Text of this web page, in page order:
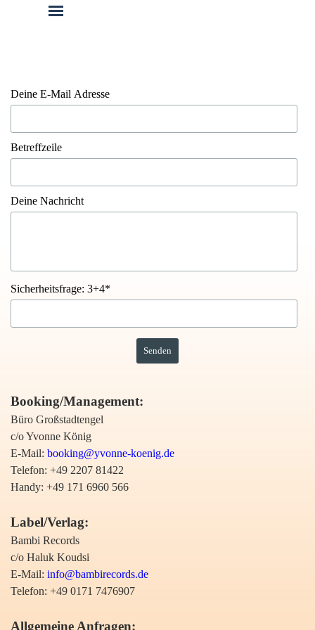
Deine E-Mail Adresse
Betreffzeile
Deine Nachricht
Sicherheitsfrage: 3+4*
Booking/Management:
Büro Großstadtengel
c/o Yvonne König
E-Mail: booking@yvonne-koenig.de
Telefon: +49 2207 81422
Handy: +49 171 6960 566
Label/Verlag:
Bambi Records
c/o Haluk Koudsi
E-Mail: info@bambirecords.de
Telefon: +49 0171 7476907
Allgemeine Anfragen: